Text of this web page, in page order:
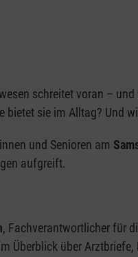
schreitet voran –
bietet sie im Alltag? Und
und Senioren am
aufgreift.
, Fachverantwortlicher für
Überblick über